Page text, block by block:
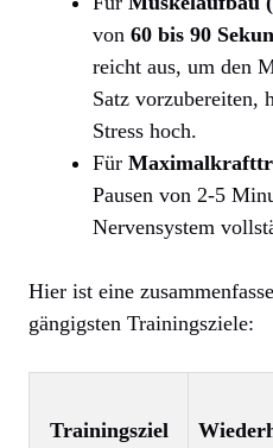
von 60 bis 90
reicht aus, um den
Satz vorzubereiten,
Stress hoch.
Für
Pausen von 2-5
Nervensystem
Hier ist eine
gängigsten Trainingsziele:
Trainingsziel